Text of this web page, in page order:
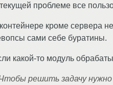
проблеме все
кроме сервера
сами себе буратины.
какой-то модуль
решить задачу